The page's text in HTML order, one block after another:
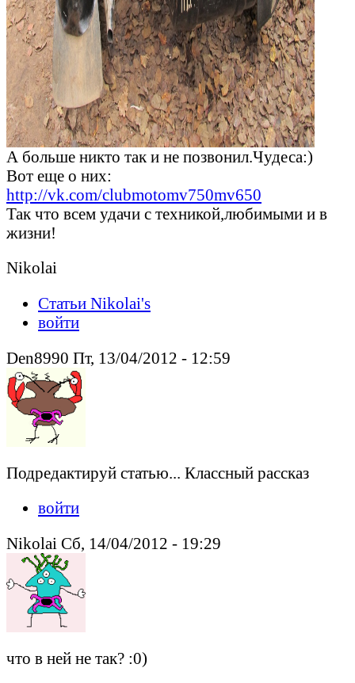
А больше никто так и не позвонил.Чудеса:)
Вот еще о них:
http://vk.com/clubmotomv750mv650
Так что всем удачи с техникой,любимыми и в
жизни!
Nikolai
Статьи Nikolai's
войти
Den8990 Пт, 13/04/2012 - 12:59
Подредактируй статью... Классный рассказ
войти
Nikolai Сб, 14/04/2012 - 19:29
что в ней не так? :0)